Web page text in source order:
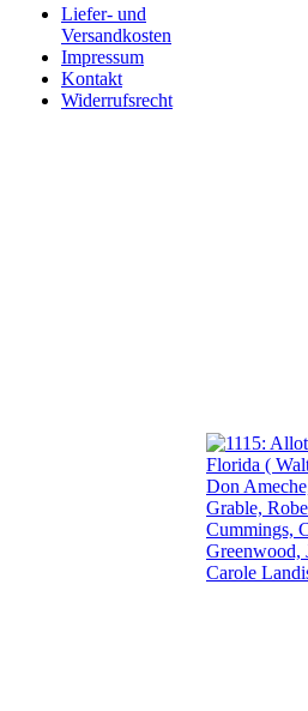
Liefer- und
Versandkosten
Impressum
Kontakt
Widerrufsrecht